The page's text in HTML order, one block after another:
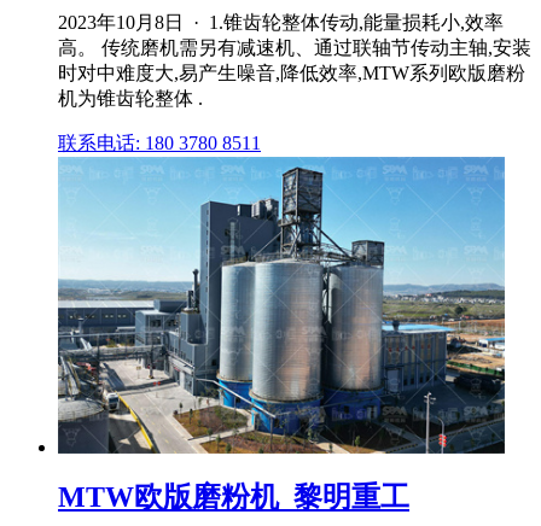
2023年10月8日 · 1.锥齿轮整体传动,能量损耗小,效率
高。 传统磨机需另有减速机、通过联轴节传动主轴,安装
时对中难度大,易产生噪音,降低效率,MTW系列欧版磨粉
机为锥齿轮整体 .
联系电话: 180 3780 8511
MTW欧版磨粉机_黎明重工